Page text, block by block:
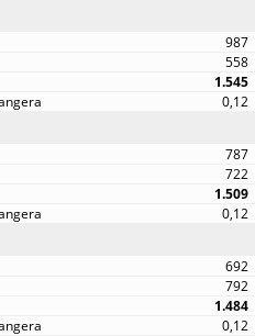
987
558
1.545
0,12
787
722
1.509
0,12
692
792
1.484
0,12